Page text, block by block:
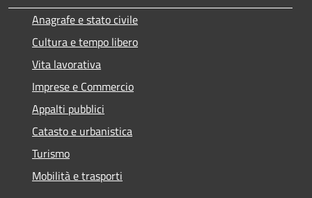
Anagrafe e stato civile
Cultura e tempo libero
Vita lavorativa
Imprese e Commercio
Appalti pubblici
Catasto e urbanistica
Turismo
Mobilità e trasporti